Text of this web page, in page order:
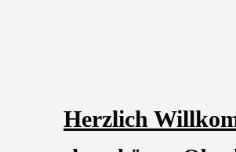
Herzlich